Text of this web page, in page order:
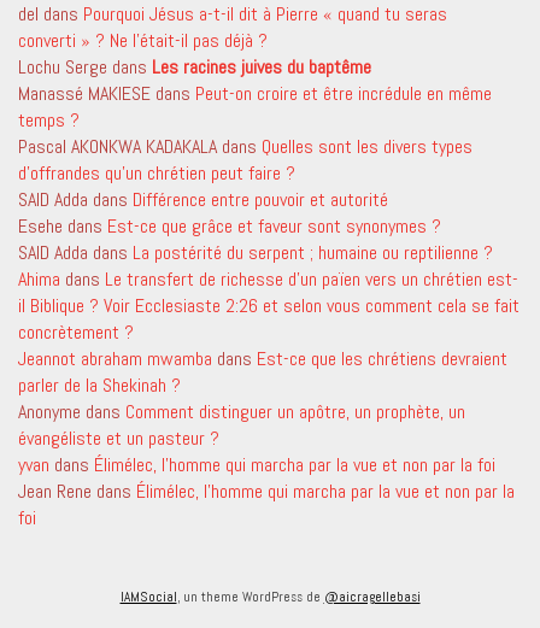
del dans Pourquoi Jésus a-t-il dit à Pierre « quand tu seras
converti » ? Ne l’était-il pas déjà ?
Lochu Serge dans Les racines juives du baptême
Manassé MAKIESE dans Peut-on croire et être incrédule en même
temps ?
Pascal AKONKWA KADAKALA dans Quelles sont les divers types
d’offrandes qu’un chrétien peut faire ?
SAID Adda dans Différence entre pouvoir et autorité
Esehe dans Est-ce que grâce et faveur sont synonymes ?
SAID Adda dans La postérité du serpent ; humaine ou reptilienne ?
Ahima dans Le transfert de richesse d’un païen vers un chrétien est-
il Biblique ? Voir Ecclesiaste 2:26 et selon vous comment cela se fait
concrètement ?
Jeannot abraham mwamba dans Est-ce que les chrétiens devraient
parler de la Shekinah ?
Anonyme dans Comment distinguer un apôtre, un prophète, un
évangéliste et un pasteur ?
yvan dans Élimélec, l’homme qui marcha par la vue et non par la foi
Jean Rene dans Élimélec, l’homme qui marcha par la vue et non par la
foi
IAMSocial, un theme WordPress de @aicragellebasi